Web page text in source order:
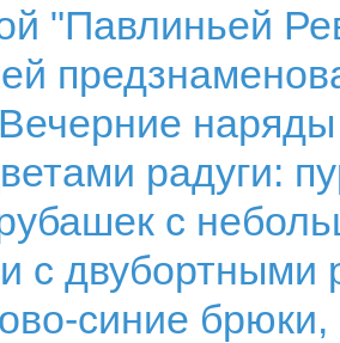
"Павлиньей
радуги:
с
с
синие